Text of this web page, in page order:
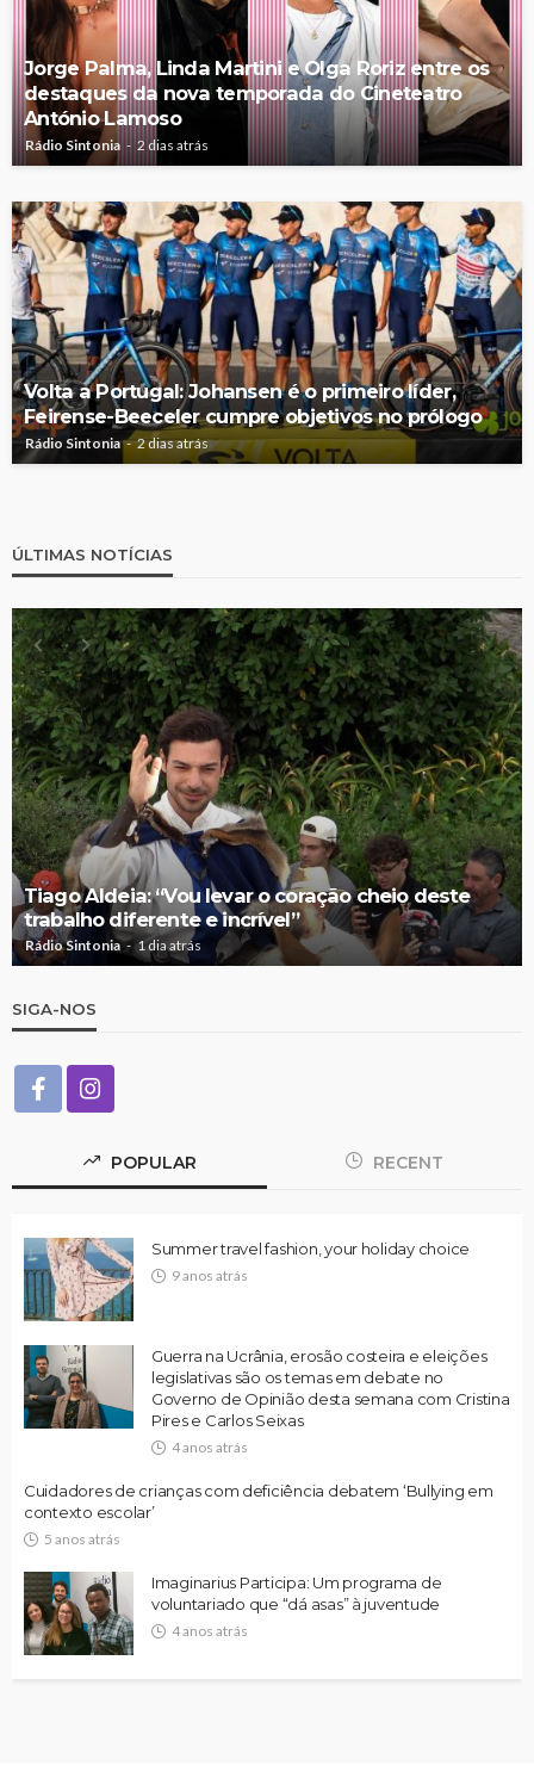
Jorge Palma, Linda Martini e Olga Roriz entre os
destaques da nova temporada do Cineteatro
António Lamoso
Rádio Sintonia 2 dias atrás
Volta a Portugal: Johansen é o primeiro líder,
Feirense-Beeceler cumpre objetivos no prólogo
Rádio Sintonia 2 dias atrás
ÚLTIMAS NOTÍCIAS
Tiago Aldeia: “Vou levar o coração cheio deste
trabalho diferente e incrível”
Rádio Sintonia 1 dia atrás
SIGA-NOS
POPULAR RECENT
Summer travel fashion, your holiday choice
9 anos atrás
Guerra na Ucrânia, erosão costeira e eleições
legislativas são os temas em debate no
Governo de Opinião desta semana com Cristina
Pires e Carlos Seixas
4 anos atrás
Cuidadores de crianças com deficiência debatem ‘Bullying em
contexto escolar’
5 anos atrás
Imaginarius Participa: Um programa de
voluntariado que “dá asas” à juventude
4 anos atrás